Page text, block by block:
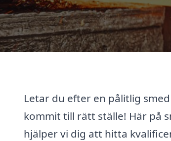
Letar du efter en pålitlig
kommit till rätt ställe! Här på
hjälper vi dig att hitta